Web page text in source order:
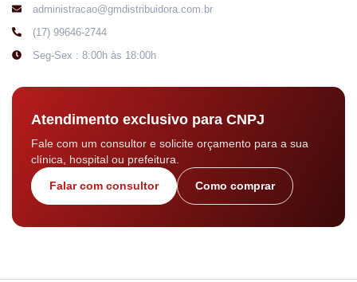
administracao@gmdistribuidora.com.br
(17) 99646-2744
Seg-Sex : 8:00h às 18:00h
Atendimento exclusivo para CNPJ
Fale com um consultor e solicite orçamento para a sua
clínica, hospital ou prefeitura.
Falar com consultor Como comprar